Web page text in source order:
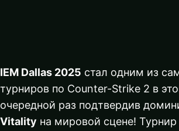
IEM Dallas 2025 стал одним из
турниров по Counter-Strike 2 в
очередной раз подтвердив
Vitality на мировой сцене!